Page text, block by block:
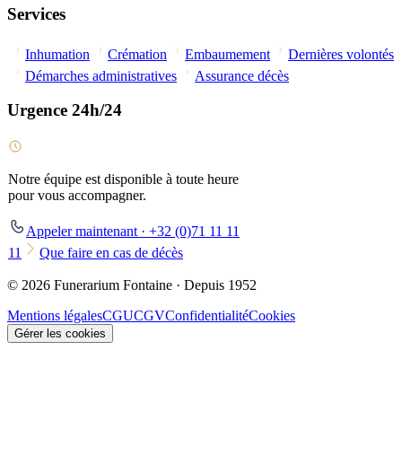
Services
Inhumation Crémation Embaumement
Dernières volontés
Démarches administratives
Assurance décès
Urgence 24h/24
Notre équipe est disponible à toute heure
pour vous accompagner.
Appeler maintenant · +32 (0)71 11 11
11
Que faire en cas de décès
© 2026 Funerarium Fontaine · Depuis 1952
Mentions légalesCGUCGVConfidentialitéCookies
Gérer les cookies